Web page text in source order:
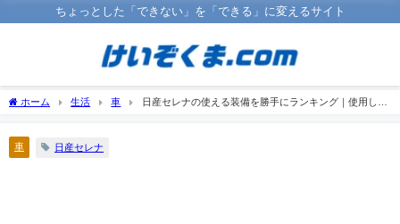
ちょっとした「できない」を「できる」に変えるサイト
ホーム 生活 車
日産セレナの使える装備を勝手にランキング｜使用して
車 日産セレナ